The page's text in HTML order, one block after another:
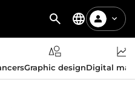
Graphic designDigital